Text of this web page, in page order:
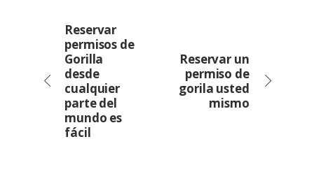
Reservar
permisos de
Gorilla
desde
cualquier
parte del
mundo es
fácil
Reservar un
permiso de
gorila usted
mismo